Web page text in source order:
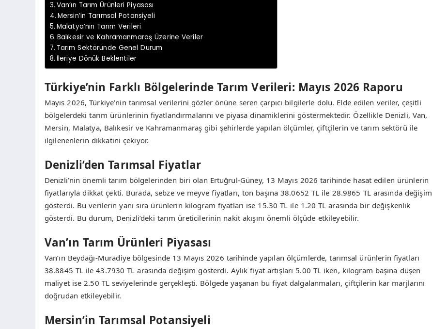
Van’ın Tarım Ürünleri Piyasası
Mersin’in Tarımsal Potansiyeli
Malatya’nın Tarım Verileri
Balıkesir ve Kahramanmaraş Üzerine Veriler
Tarım Sektöründe Genel Durum
İleriye Dönük Beklentiler
Türkiye’nin Farklı Bölgelerinde Tarım Verileri: Mayıs 2026 Raporu
Mayıs 2026, Türkiye’nin tarımsal verilerini gözler önüne seren çarpıcı bilgilerle dolu. Elde edilen veriler, çeşitli
bölgelerdeki tarım ürünlerinin fiyatlandırmalarını ve piyasa dinamiklerini göstermektedir. Özellikle Denizli, Van,
Mersin, Malatya, Balıkesir ve Kahramanmaraş gibi şehirlerde yapılan ölçümler, çiftçilerin ve tarım sektörü ile
ilgilenenlerin dikkatini çekiyor.
Denizli’den Tarımsal Fiyatlar
Denizli’nin önemli tarım bölgelerinden biri olan Ertuğrul-Güney, 13 Mayıs 2026 tarihinde hasat edilen ürünlerin
fiyatlarıyla dikkat çekti. Burada, sebze ve meyve fiyatları, ton başına 38.0652 TL ile 28.9865 TL arasında değişim
gösterdi. Bu verilerin yanı sıra ürünlerin kilogram fiyatları ise 15.30 TL ile 1.20 TL arasında bir değişkenlik
gösterdi. Bu durum, Denizli’deki tarım üreticilerinin nakit akışını önemli ölçüde etkileyebilir.
Van’ın Tarım Ürünleri Piyasası
Van’ın Beydağı-Muradiye bölgesinde 13 Mayıs 2026 tarihinde yapılan ölçümlerde, tarımsal ürünlerin fiyatları
38.8845 TL ile 43.7930 TL arasında değişim gösterdi. Aylık fiyat artışları 5.00 TL iken, kilogram başına düşen
maliyet ise 2.50 TL seviyelerinde gerçekleşti. Bölgede yaşanan bu fiyat dalgalanmaları, çiftçilerin kar marjlarını
doğrudan etkileyebilir.
Mersin’in Tarımsal Potansiyeli